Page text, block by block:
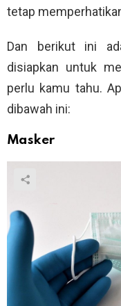
tetap
Dan berikut ini
disiapkan untuk
perlu kamu tahu.
dibawah ini:
Masker